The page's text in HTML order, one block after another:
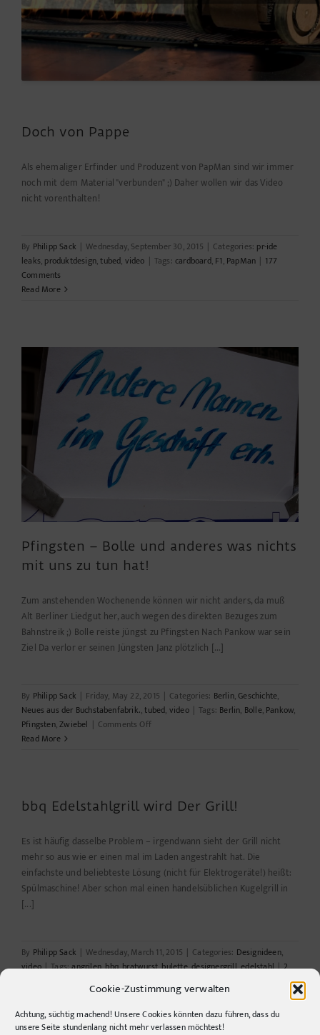
Cookie-Zustimmung verwalten
Achtung, süchtig machend! Unsere Cookies könnten dazu führen, dass du
unsere Seite stundenlang nicht mehr verlassen möchtest!
Doch von Pappe
Als ehemaliger Erfinder und Produzent von PapMan sind wir immer
noch mit dem Material "verbunden" ;) Daher wollen wir das Video
nicht vorenthalten!
By Philipp Sack | Wednesday, September 30, 2015 | Categories: pr-ide
leaks, produktdesign,tubed, video | Tags:cardboard, F1, PapMan | 177
Comments
Read More
Pfingsten – Bolle und anderes was nichts
mit uns zu tun hat!
Zum anstehenden Wochenende können wir nicht anders, da muß
Alt Berliner Liedgut her, auch wegen des direkten Bezuges zum
Bahnstreik ;) Bolle reiste jüngst zu Pfingsten Nach Pankow war sein
Ziel Da verlor er seinen Jüngsten Janz plötzlich [...]
By Philipp Sack | Friday, May 22, 2015 | Categories: Berlin,Geschichte,
Neues aus der Buchstabenfabrik.,tubed, video | Tags: Berlin, Bolle, Pankow,
Pfingsten,Zwiebel | Comments Offon
was
mit
uns
tun
hat!
Read More
bbq Edelstahlgrill wird Der Grill!
Es ist häufig dasselbe Problem – irgendwann sieht der Grill nicht
mehr so aus wie er einen mal im Laden angestrahlt hat. Die
einfachste und beliebteste Lösung (nicht für Elektrogeräte!) heißt:
Spülmaschine! Aber schon mal einen handelsüblichen Kugelgrill in
[...]
By Philipp Sack | Wednesday, March 11, 2015 | Categories: Designideen,
video | Tags:angrilen,bbq,bratwurst,bulette,designergrill,edelstahl | 2